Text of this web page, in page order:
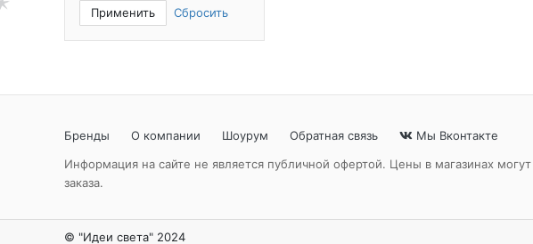
Применить Сбросить
Бренды О компании Шоурум Обратная связь
Мы Вконтакте
Информация на сайте не является публичной офертой. Цены в магазинах
заказа.
© "Идеи света" 2024